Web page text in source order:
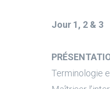
Jour 1, 2 & 3
Terminologie